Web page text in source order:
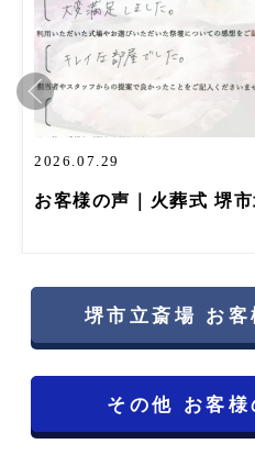
2026.07.29
お客様の声｜火葬式 堺
堺市立斎場 お客
その他 お客様